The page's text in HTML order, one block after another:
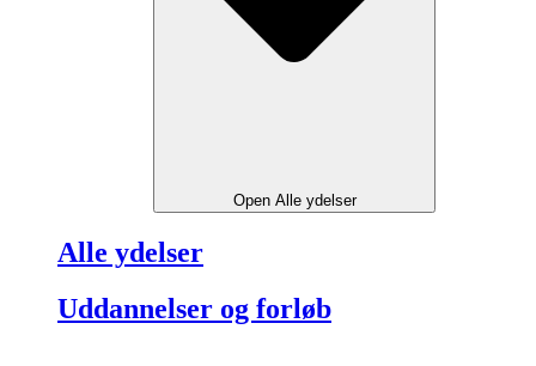
Open Alle ydelser
Alle ydelser
Uddannelser og forløb